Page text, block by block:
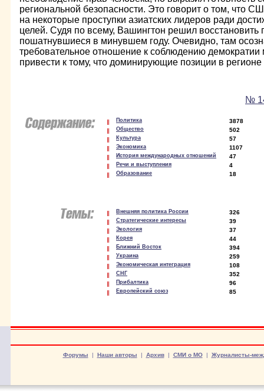
региональной безопасности. Это говорит о том, что
на некоторые проступки азиатских лидеров ради
целей. Судя по всему, Вашингтон решил восстановить
пошатнувшиеся в минувшем году. Очевидно, там
требовательное отношение к соблюдению
привести к тому, что доминирующие позиции в регионе
№
Политика 3878
Общество 502
Культура 57
Экономика 1107
История международных отношений 47
Речи и выступления 4
Образование 18
Внешняя политика России 326
Стратегические интересы 39
Экология 37
Корея 44
Ближний Восток 394
Украина 259
Экономическая интеграция 108
СНГ 352
Прибалтика 96
Европейский союз 85
Форумы | Наши авторы | Архив| СМИ о МО| Журналисты-